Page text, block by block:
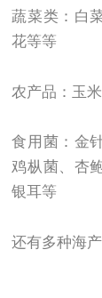
蔬菜类：白
花等等
农产品：玉
食用菌：金
鸡枞菌、杏
银耳等
还有多种海